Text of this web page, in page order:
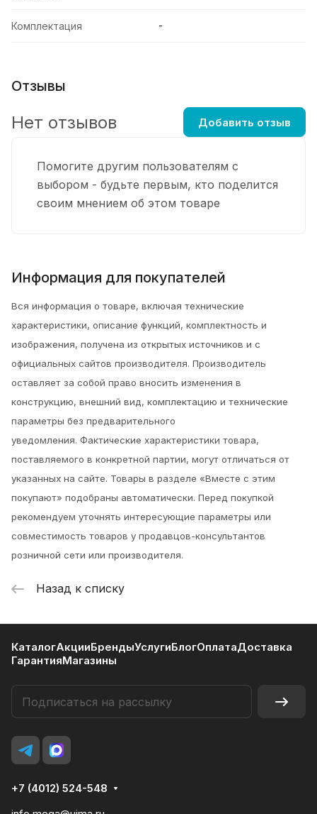
Комплектация -
Отзывы
Помогите другим пользователям с
выбором - будьте первым, кто поделится
своим мнением об этом товаре
Нет отзывов Добавить отзыв
Информация для покупателей
Вся информация о товаре, включая технические
характеристики, описание функций, комплектность и
изображения, получена из открытых источников и с
официальных сайтов производителя. Производитель
оставляет за собой право вносить изменения в
конструкцию, внешний вид, комплектацию и технические
параметры без предварительного
уведомления. Фактические характеристики товара,
поставляемого в конкретной партии, могут отличаться от
указанных на сайте. Товары в разделе «Вместе с этим
покупают» подобраны автоматически. Перед покупкой
рекомендуем уточнять интересующие параметры или
совместимость товаров у продавцов-консультантов
розничной сети или производителя.
Назад к списку
КаталогАкцииБрендыУслугиБлогОплатаДоставка
ГарантияМагазины
+7 (4012) 524-548